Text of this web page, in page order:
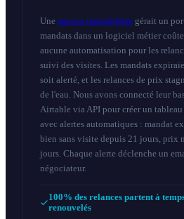
Une agence immobilière gérait un
mandats dans un logiciel métier
aucune automatisation pour les
suivi des visites. Les mandats
soit alerté, et les relances de prix
de l'eau. Nous avons connecté leur
Airtable via API pour créer un
avec alertes automatiques : mandat
bien sans visite depuis 21 jours, prix
jours. Chaque alerte déclenche un
négociateur.
100% des relances partent à
renouvelés